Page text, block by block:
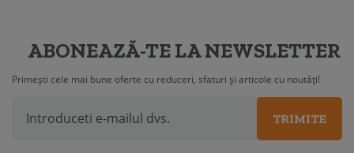
ABONEAZĂ-TE LA NEWSLETTER
Primești cele mai bune oferte cu reduceri, sfaturi și articole cu noutăți!
TRIMITE